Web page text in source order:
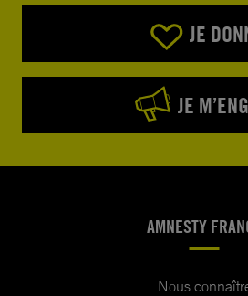
JE
JE
AMNESTY
Nous